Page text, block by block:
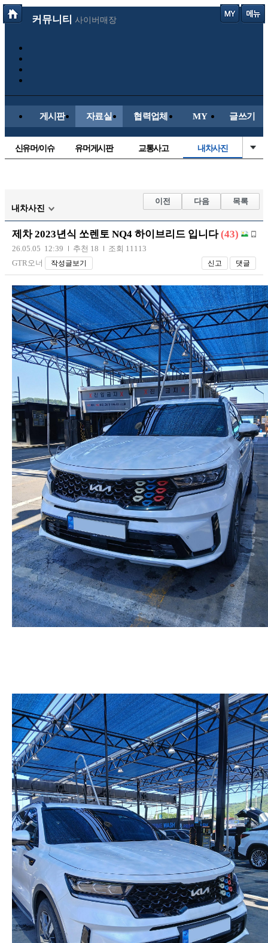
커뮤니티 사이버매장
게시판 자료실 협력업체 MY 글쓰기
신유머/이슈 유머게시판 교통사고 내차사진
자유사진 군사/무기
트럭/버스
장착시공사진
내차사진
이전 다음 목록
제차 2023년식 쏘렌토 NQ4 하이브리드 입니다 (43)
26.05.05 12:39 추천 18
조회 11113
GTR오너
작성글보기 신고 댓글